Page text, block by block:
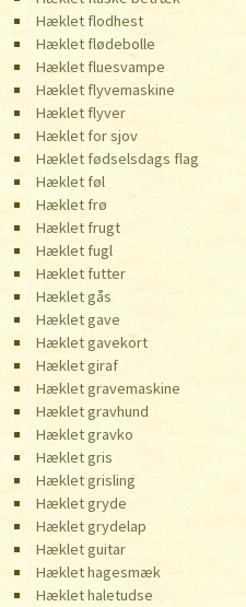
Hæklet flodhest
Hæklet flødebolle
Hæklet fluesvampe
Hæklet flyvemaskine
Hæklet flyver
Hæklet for sjov
Hæklet fødselsdags flag
Hæklet føl
Hæklet frø
Hæklet frugt
Hæklet fugl
Hæklet futter
Hæklet gås
Hæklet gave
Hæklet gavekort
Hæklet giraf
Hæklet gravemaskine
Hæklet gravhund
Hæklet gravko
Hæklet gris
Hæklet grisling
Hæklet gryde
Hæklet grydelap
Hæklet guitar
Hæklet hagesmæk
Hæklet haletudse